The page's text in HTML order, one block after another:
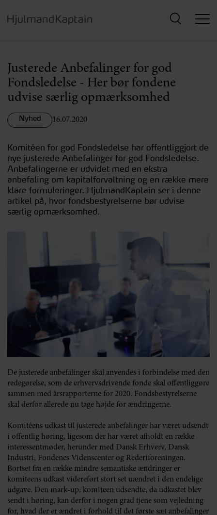
hovedindhold
Justerede Anbefalinger for god
Fondsledelse - Her bør fondene
udvise særlig opmærksomhed
Nyhed 16.07.2020
Komitéen for god Fondsledelse har offentliggjort de
nye justerede Anbefalinger for god Fondsledelse.
Anbefalingerne er udvidet med en ekstra
anbefaling om kapitalforvaltning og en række mere
klare formuleringer. HjulmandKaptain ser i denne
artikel på, hvor fondsbestyrelserne bør udvise
særlig opmærksomhed.
De justerede anbefalinger skal anvendes i forbindelse med den
redegørelse, som de erhvervsdrivende fonde skal offentliggøre
sammen med årsrapporterne for 2020. Fondsbestyrelserne
skal derfor allerede nu tage højde for ændringerne.
Komitéens udkast til justerede anbefalinger har været udsendt
i offentlig høring, ligesom der har været afholdt en række
interessentmøder, herunder med Dansk Erhverv, Dansk
Industri, Fondenes Videnscenter og Rederiforeningen.
Bortset fra en række mindre semantiske ændringer er
komiteens udkast videreført stort set uændret i den endelige
udgave. Den mark-up, komiteen udsendte, da udkastet blev
sendt i høring, kan derfor i nogen grad tjene som vejledning
for, hvad der er ændret i forhold til det første sæt anbefalinger